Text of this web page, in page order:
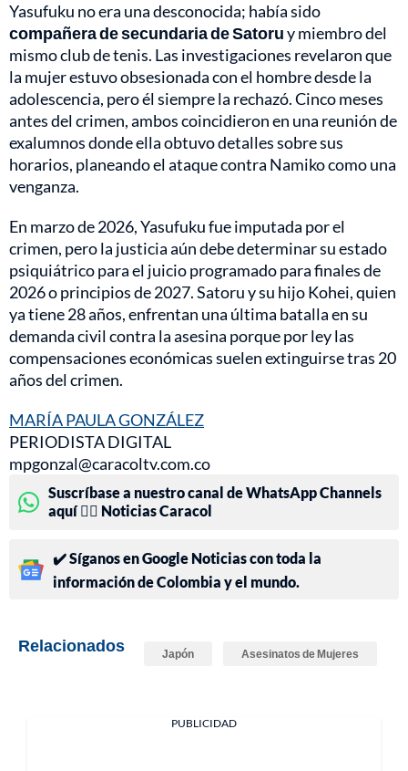
Yasufuku no era una desconocida; había sido
compañera de secundaria de Satoruy miembro del
mismo club de tenis. Las investigaciones revelaron que
la mujer estuvo obsesionada con el hombre desde la
adolescencia, pero él siempre la rechazó. Cinco meses
antes del crimen, ambos coincidieron en una reunión de
exalumnos donde ella obtuvo detalles sobre sus
horarios, planeando el ataque contra Namiko como una
venganza.
En marzo de 2026, Yasufuku fue imputada por el
crimen, pero la justicia aún debe determinar su estado
psiquiátrico para el juicio programado para finales de
2026 o principios de 2027. Satoru y su hijo Kohei, quien
ya tiene 28 años, enfrentan una última batalla en su
demanda civil contra la asesina porque por ley las
compensaciones económicas suelen extinguirse tras 20
años del crimen.
MARÍA PAULA GONZÁLEZ
PERIODISTA DIGITAL
mpgonzal@caracoltv.com.co
Suscríbase a nuestro canal de WhatsApp Channels
aquí 👉🏻 Noticias Caracol
✔️ Síganos en Google Noticias con toda la
información de Colombia y el mundo.
Relacionados Japón Asesinatos de Mujeres
PUBLICIDAD